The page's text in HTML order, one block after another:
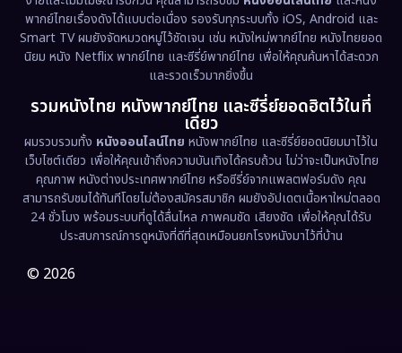
Epic มหากาพย์ (221)
Erotic (36)
Family ครอบครัว (369)
Fantasy จินตนาการ (331)
Fiction (9)
Film (57)
Gothic
พากย์ไทยเรื่องดังได้แบบต่อเนื่อง รองรับทุกระบบทั้ง iOS, Android และ
Smart TV ผมยังจัดหมวดหมู่ไว้ชัดเจน เช่น หนังใหม่พากย์ไทย หนังไทยยอด
นิยม หนัง Netflix พากย์ไทย และซีรี่ย์พากย์ไทย เพื่อให้คุณค้นหาได้สะดวก
และรวดเร็วมากยิ่งขึ้น
รวมหนังไทย หนังพากย์ไทย และซีรี่ย์ยอดฮิตไว้ในที่
เดียว
ผมรวบรวมทั้ง หนังออนไลน์ไทย หนังพากย์ไทย และซีรี่ย์ยอดนิยมมาไว้ใน
เว็บไซต์เดียว เพื่อให้คุณเข้าถึงความบันเทิงได้ครบถ้วน ไม่ว่าจะเป็นหนังไทย
คุณภาพ หนังต่างประเทศพากย์ไทย หรือซีรี่ย์จากแพลตฟอร์มดัง คุณ
สามารถรับชมได้ทันทีโดยไม่ต้องสมัครสมาชิก ผมยังอัปเดตเนื้อหาใหม่ตลอด
24 ชั่วโมง พร้อมระบบที่ดูได้ลื่นไหล ภาพคมชัด เสียงชัด เพื่อให้คุณได้รับ
ประสบการณ์การดูหนังที่ดีที่สุดเหมือนยกโรงหนังมาไว้ที่บ้าน
© 2026